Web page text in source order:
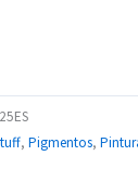
,Pigmentos,